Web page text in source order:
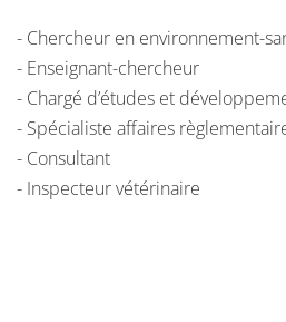
- Chercheur en environnement-
- Enseignant-chercheur
- Chargé d’études et
- Spécialiste affaires
- Consultant
- Inspecteur vétérinaire